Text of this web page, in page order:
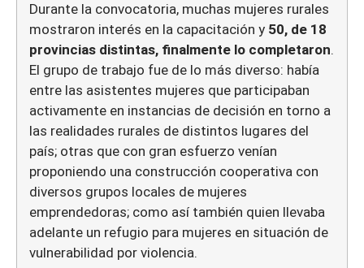
Durante la convocatoria, muchas mujeres rurales
mostraron interés en la capacitación y 50, de 18
provincias distintas, finalmente lo completaron.
El grupo de trabajo fue de lo más diverso: había
entre las asistentes mujeres que participaban
activamente en instancias de decisión en torno a
las realidades rurales de distintos lugares del
país; otras que con gran esfuerzo venían
proponiendo una construcción cooperativa con
diversos grupos locales de mujeres
emprendedoras; como así también quien llevaba
adelante un refugio para mujeres en situación de
vulnerabilidad por violencia.